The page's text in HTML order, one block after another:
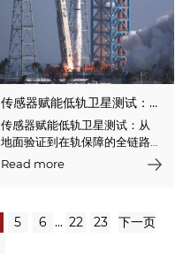
传感器赋能低轨卫星测试：从地面验证到在轨保障的全链路技术应用
传感器赋能低轨卫星测试：从
地面验证到在轨保障的全链路
技术应用
Read more
5 6 ... 22 23
下一页